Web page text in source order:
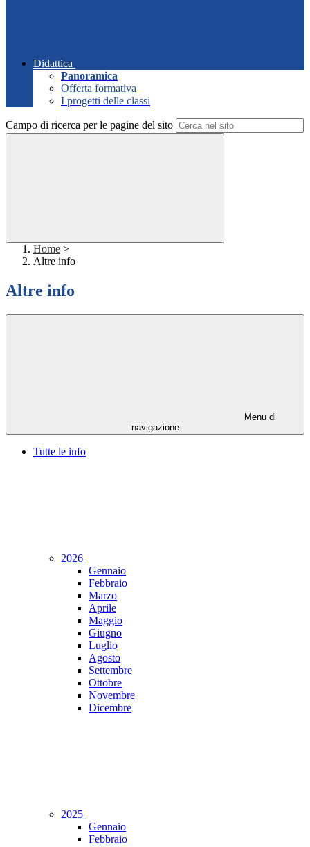
Didattica
Panoramica
Offerta formativa
I progetti delle classi
Campo di ricerca per le pagine del sito
Home >
Altre info
Altre info
Menu di
navigazione
Tutte le info
2026
Gennaio
Febbraio
Marzo
Aprile
Maggio
Giugno
Luglio
Agosto
Settembre
Ottobre
Novembre
Dicembre
2025
Gennaio
Febbraio